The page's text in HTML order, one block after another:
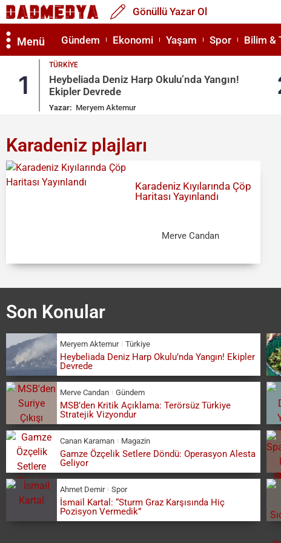
Gönüllü Yazar Ol
Menü Gündem Ekonomi Yaşam Spor Bilim &
1
TÜRKIYE
Heybeliada Deniz Harp Okulu’nda Yangın!
Ekipler Devrede
Yazar: Meryem Aktemur
Karadeniz plajları
Karadeniz Kıyılarında Çöp
Haritası Yayınlandı
Merve Candan
Son Konular
Meryem Aktemur Türkiye
Heybeliada Deniz Harp Okulu’nda Yangın! Ekipler
Devrede
Merve Candan Gündem
MSB’den Kritik Açıklama: Terörsüz Türkiye
Stratejik Vizyondur
Canan Karaman Magazin
Gamze Özçelik Setlere Döndü: Operasyon Alesta
Geliyor
Ahmet Demir Spor
İsmail Kartal: “Sturm Graz Karşısında Hiç
Pozisyon Vermedik”